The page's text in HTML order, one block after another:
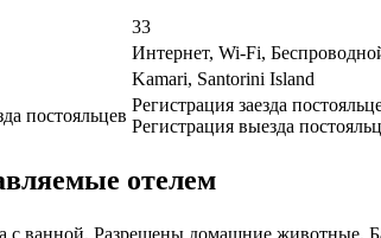
33
Интернет, Wi-Fi,
Kamari, Santorini Island
постояльцев
Регистрация заезда
Регистрация выезда
отелем